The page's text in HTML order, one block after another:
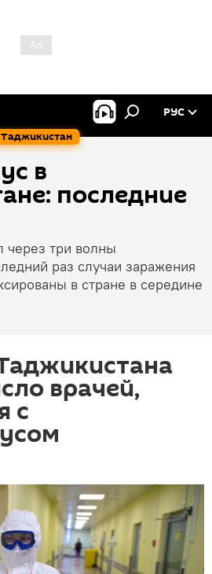
Таджикистан
РУС
в
последние
через три волны
раз случаи заражения
в стране в середине
врачей,
с